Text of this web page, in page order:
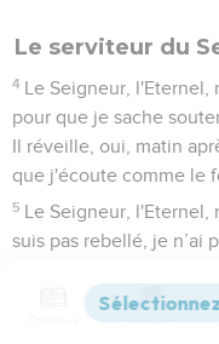
Le serviteur du
4 Le Seigneur, l'Eternel,
pour que je sache
Il réveille, oui, matin
que j'écoute comme le
5 Le Seigneur,
suis pas rebellé, je n’ai
joues à ceux qui
Versions